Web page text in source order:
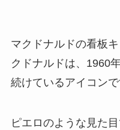
マクドナルドの看板
クドナルドは、1960
続けているアイコンで
ピエロのような見た